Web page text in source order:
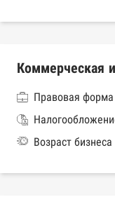
Коммерческая
Правовая форма
Возраст бизнеса